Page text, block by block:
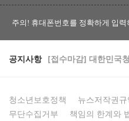
주의! 휴대폰번호를 정확하게 입력
공지사항 [접수마감] 대한민국
청소년보호정책 뉴스저작권
무단수집거부
책임의 한계와